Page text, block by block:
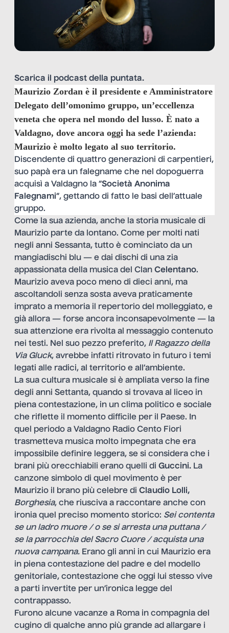
Scarica il podcast della puntata.
Maurizio Zordan è il presidente e Amministratore
Delegato dell’omonimo gruppo, un’eccellenza
veneta che opera nel mondo del lusso. È nato a
Valdagno, dove ancora oggi ha sede l’azienda:
Maurizio è molto legato al suo territorio.
Discendente di quattro generazioni di carpentieri,
suo papà era un falegname che nel dopoguerra
acquisì a Valdagno la “Società Anonima
Falegnami“, gettando di fatto le basi dell’attuale
gruppo.
Come la sua azienda, anche la storia musicale di
Maurizio parte da lontano. Come per molti nati
negli anni Sessanta, tutto è cominciato da un
mangiadischi blu — e dai dischi di una zia
appassionata della musica del Clan Celentano.
Maurizio aveva poco meno di dieci anni, ma
ascoltandoli senza sosta aveva praticamente
imprato a memoria il repertorio del molleggiato, e
già allora — forse ancora inconsapevolmente — la
sua attenzione era rivolta al messaggio contenuto
nei testi. Nel suo pezzo preferito, Il Ragazzo della
Via Gluck, avrebbe infatti ritrovato in futuro i temi
legati alle radici, al territorio e all’ambiente.
La sua cultura musicale si è ampliata verso la fine
degli anni Settanta, quando si trovava al liceo in
piena contestazione, in un clima politico e sociale
che riflette il momento difficile per il Paese. In
quel periodo a Valdagno Radio Cento Fiori
trasmetteva musica molto impegnata che era
impossibile definire leggera, se si considera che i
brani più orecchiabili erano quelli di Guccini. La
canzone simbolo di quel movimento è per
Maurizio il brano più celebre di Claudio Lolli,
Borghesia, che riusciva a raccontare anche con
ironia quel preciso momento storico: Sei contenta
se un ladro muore /o se si arresta una puttana /
se la parrocchia del Sacro Cuore /acquista una
nuova campana. Erano gli anni in cui Maurizio era
in piena contestazione del padre e del modello
genitoriale, contestazione che oggi lui stesso vive
a parti invertite per un’ironica legge del
contrappasso.
Furono alcune vacanze a Roma in compagnia del
cugino di qualche anno più grande ad allargare i